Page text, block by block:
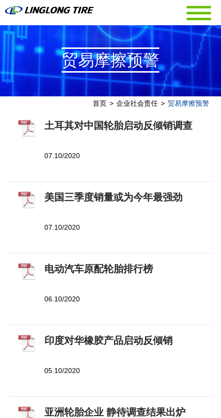
贸易摩擦预警
首页 > 企业社会责任 > 贸易摩擦预警
土耳其对中国轮胎启动反倾销调查
07.10/2020
美国三季度销量或为今年最强劲
07.10/2020
电动汽车原配轮胎排行榜
06.10/2020
印度对华橡胶产品启动反倾销
05.10/2020
亚洲轮胎企业 静待调查结果出炉